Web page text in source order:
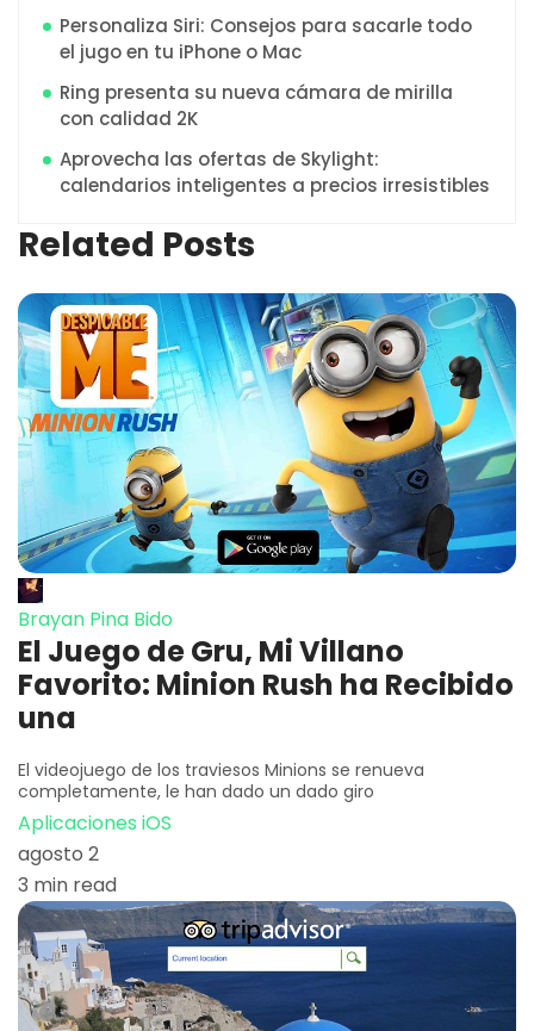
Personaliza Siri: Consejos para sacarle todo
el jugo en tu iPhone o Mac
Ring presenta su nueva cámara de mirilla
con calidad 2K
Aprovecha las ofertas de Skylight:
calendarios inteligentes a precios irresistibles
Related Posts
Brayan Pina Bido
El Juego de Gru, Mi Villano
Favorito: Minion Rush ha Recibido
una
El videojuego de los traviesos Minions se renueva
completamente, le han dado un dado giro
Aplicaciones iOS
agosto 2
3 min read